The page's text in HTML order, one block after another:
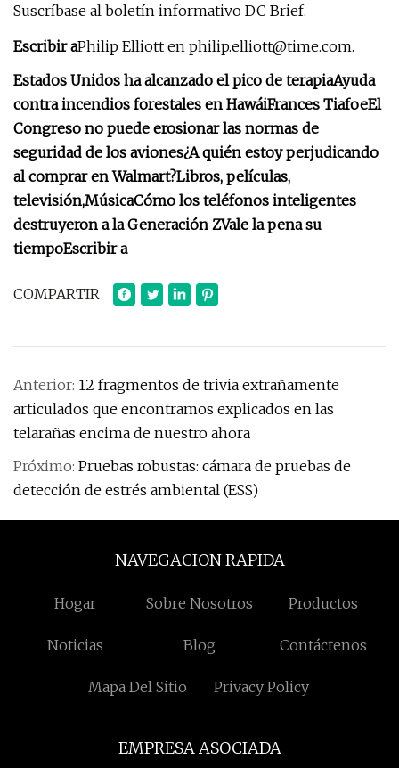
Suscríbase al boletín informativo DC Brief.
Escribir aPhilip Elliott en philip.elliott@time.com.
Estados Unidos ha alcanzado el pico de terapiaAyuda
contra incendios forestales en HawáiFrances TiafoeEl
Congreso no puede erosionar las normas de
seguridad de los aviones¿A quién estoy perjudicando
al comprar en Walmart?Libros, películas,
televisión,MúsicaCómo los teléfonos inteligentes
destruyeron a la Generación ZVale la pena su
tiempoEscribir a
COMPARTIR
Anterior: 12 fragmentos de trivia extrañamente
articulados que encontramos explicados en las
telarañas encima de nuestro ahora
Próximo: Pruebas robustas: cámara de pruebas de
detección de estrés ambiental (ESS)
NAVEGACION RAPIDA
Hogar Sobre Nosotros Productos
Noticias Blog Contáctenos
Mapa Del Sitio Privacy Policy
EMPRESA ASOCIADA